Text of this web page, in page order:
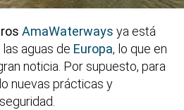
AmaWaterways ya está
aguas de Europa, lo que en
noticia. Por supuesto, para
nuevas prácticas y